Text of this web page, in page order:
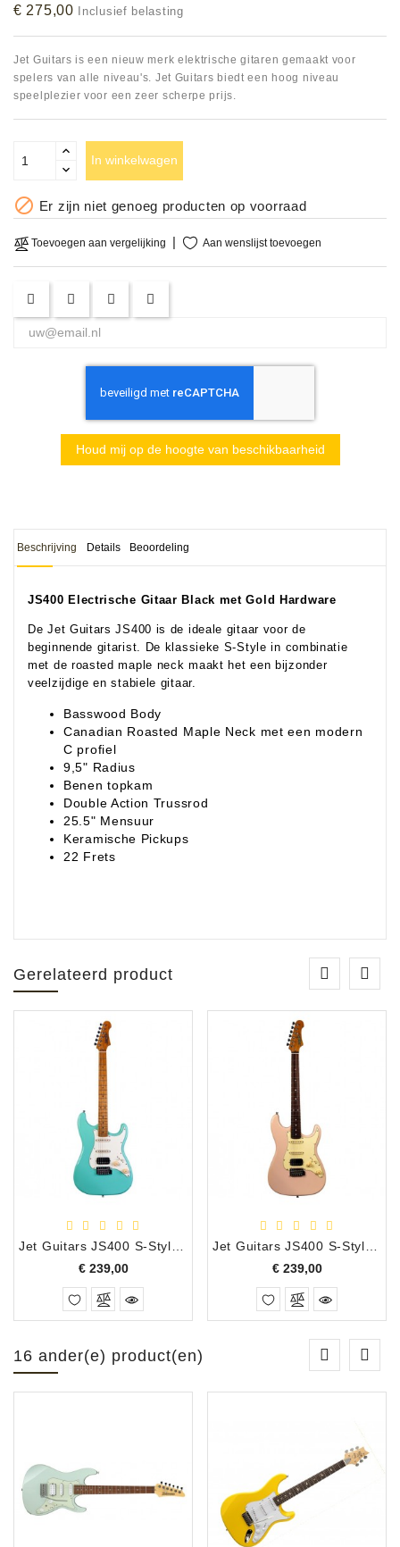
DEMO
OPRUIMING
OCCASIONS
DEMONSTRATIES
CLINICS
VERHUUR,
DIENSTEN
€ 275,00 Inclusief belasting
Jet Guitars is een nieuw merk elektrische gitaren gemaakt voor
spelers van alle niveau's. Jet Guitars biedt een hoog niveau
speelplezier voor een zeer scherpe prijs.
In winkelwagen
 Er zijn niet genoeg producten op voorraad
Toevoegen aan vergelijking Aan wenslijst toevoegen
Houd mij op de hoogte van beschikbaarheid
Beschrijving Details Beoordeling
JS400 Electrische Gitaar Black met Gold Hardware
De Jet Guitars JS400 is de ideale gitaar voor de
beginnende gitarist. De klassieke S-Style in combinatie
met de roasted maple neck maakt het een bijzonder
veelzijdige en stabiele gitaar.
Basswood Body
Canadian Roasted Maple Neck met een modern
C profiel
9,5" Radius
Benen topkam
Double Action Trussrod
25.5" Mensuur
Keramische Pickups
22 Frets
Gerelateerd product
€ 239,00Prijs
€ 239,00Prijs
16 ander(e) product(en)